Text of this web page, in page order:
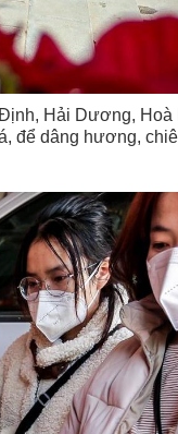
Hải Dương, Hoà
để dâng hương,